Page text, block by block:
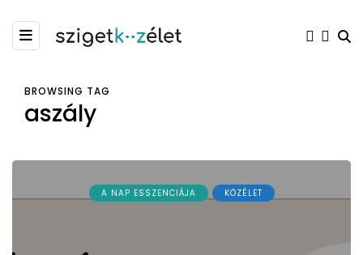
BROWSING TAG
aszály
A NAP ESSZENCIÁJA KÖZÉLET